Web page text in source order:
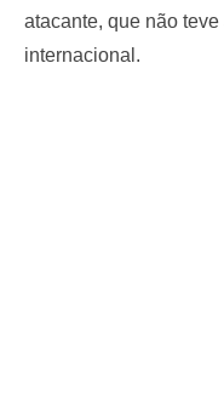
atacante, que não
internacional.